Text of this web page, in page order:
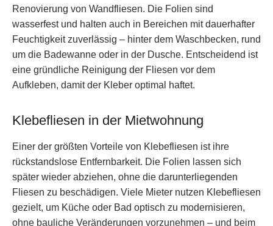
Renovierung von Wandfliesen. Die Folien sind
wasserfest und halten auch in Bereichen mit dauerhafter
Feuchtigkeit zuverlässig – hinter dem Waschbecken, rund
um die Badewanne oder in der Dusche. Entscheidend ist
eine gründliche Reinigung der Fliesen vor dem
Aufkleben, damit der Kleber optimal haftet.
Klebefliesen in der Mietwohnung
Einer der größten Vorteile von Klebefliesen ist ihre
rückstandslose Entfernbarkeit. Die Folien lassen sich
später wieder abziehen, ohne die darunterliegenden
Fliesen zu beschädigen. Viele Mieter nutzen Klebefliesen
gezielt, um Küche oder Bad optisch zu modernisieren,
ohne bauliche Veränderungen vorzunehmen – und beim